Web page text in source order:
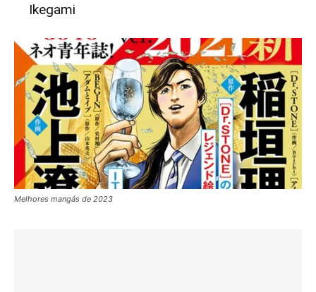
Ikegami
Melhores mangás de 2023